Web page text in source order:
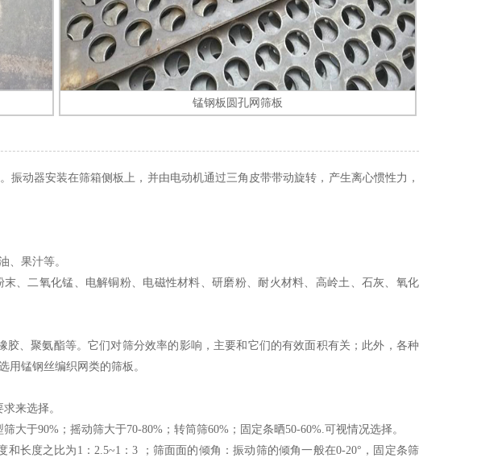
锰钢板圆孔网筛板
振动器安装在筛箱侧板上，并由电动机通过三角皮带带动旋转，产生离心惯性力，
、果汁等。
、二氧化锰、电解铜粉、电磁性材料、研磨粉、耐火材料、高岭土、石灰、氧化
、聚氨酯等。它们对筛分效率的影响，主要和它们的有效面积有关；此外，各种
用锰钢丝编织网类的筛板。
来选择。
于90%；摇动筛大于70-80%；转筒筛60%；固定条晒50-60%.可视情况选择。
长度之比为1：2.5~1：3 ；筛面面的倾角：振动筛的倾角一般在0-20°，固定条筛